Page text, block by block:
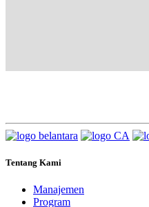
Tentang Kami
Manajemen
Program